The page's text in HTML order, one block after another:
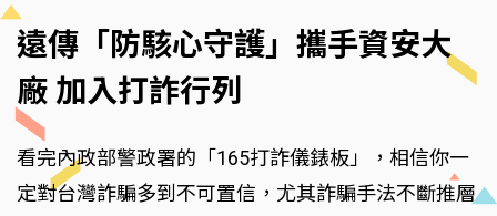
遠傳「防駭心守護」攜手資安大
廠 加入打詐行列
看完內政部警政署的「165打詐儀錶板」，相信你一
定對台灣詐騙多到不可置信，尤其詐騙手法不斷推層